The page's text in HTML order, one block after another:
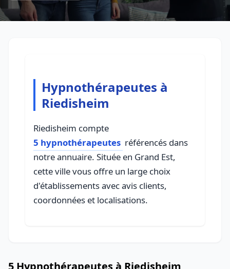
Hypnothérapeutes à
Riedisheim
Riedisheim compte
5 hypnothérapeutes référencés dans
notre annuaire. Située en Grand Est,
cette ville vous offre un large choix
d'établissements avec avis clients,
coordonnées et localisations.
5 Hypnothérapeutes à Riedisheim